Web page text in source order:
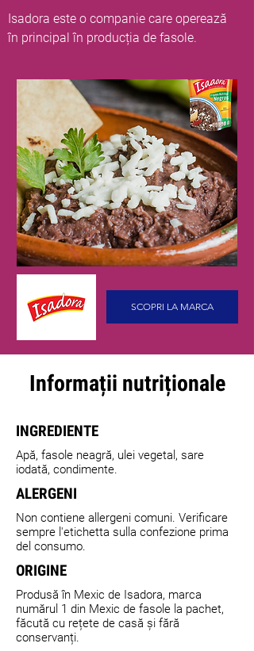
Isadora este o companie care operează
în principal în producția de fasole.
SCOPRI LA MARCA
Informații nutriționale
INGREDIENTE
Apă, fasole neagră, ulei vegetal, sare
iodată, condimente.
ALERGENI
Non contiene allergeni comuni. Verificare
sempre l'etichetta sulla confezione prima
del consumo.
ORIGINE
Produsă în Mexic de Isadora, marca
numărul 1 din Mexic de fasole la pachet,
făcută cu rețete de casă și fără
conservanți.